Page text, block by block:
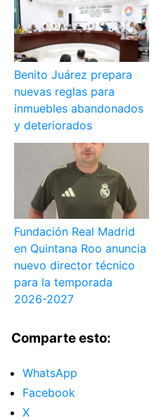
Benito Juárez prepara
nuevas reglas para
inmuebles abandonados
y deteriorados
Fundación Real Madrid
en Quintana Roo anuncia
nuevo director técnico
para la temporada
2026-2027
Comparte esto:
WhatsApp
Facebook
X